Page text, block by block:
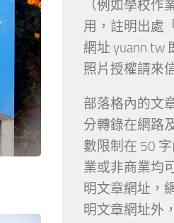
（例如學校作
用，註明出處
網址 yuann.tw
照片授權請來
部落格內的文
分轉錄在網路
數限制在 50
業或非商業均
明文章網址，
明文章網址外